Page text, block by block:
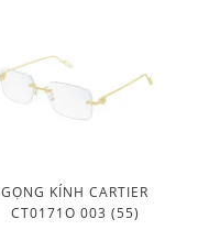
GỌNG KÍNH CARTIER
CT0171O 003 (55)